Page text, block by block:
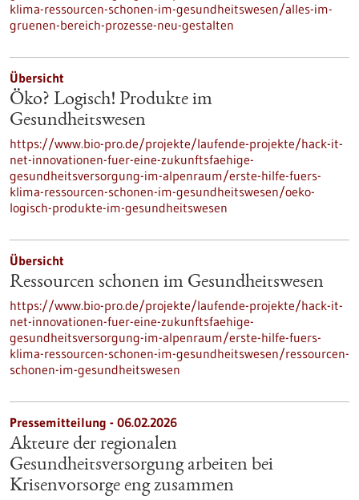
klima-ressourcen-schonen-im-gesundheitswesen/alles-im-
gruenen-bereich-prozesse-neu-gestalten
Übersicht
Öko? Logisch! Produkte im
Gesundheitswesen
https://www.bio-pro.de/projekte/laufende-projekte/hack-it-
net-innovationen-fuer-eine-zukunftsfaehige-
gesundheitsversorgung-im-alpenraum/erste-hilfe-fuers-
klima-ressourcen-schonen-im-gesundheitswesen/oeko-
logisch-produkte-im-gesundheitswesen
Übersicht
Ressourcen schonen im Gesundheitswesen
https://www.bio-pro.de/projekte/laufende-projekte/hack-it-
net-innovationen-fuer-eine-zukunftsfaehige-
gesundheitsversorgung-im-alpenraum/erste-hilfe-fuers-
klima-ressourcen-schonen-im-gesundheitswesen/ressourcen-
schonen-im-gesundheitswesen
Pressemitteilung - 06.02.2026
Akteure der regionalen
Gesundheitsversorgung arbeiten bei
Krisenvorsorge eng zusammen